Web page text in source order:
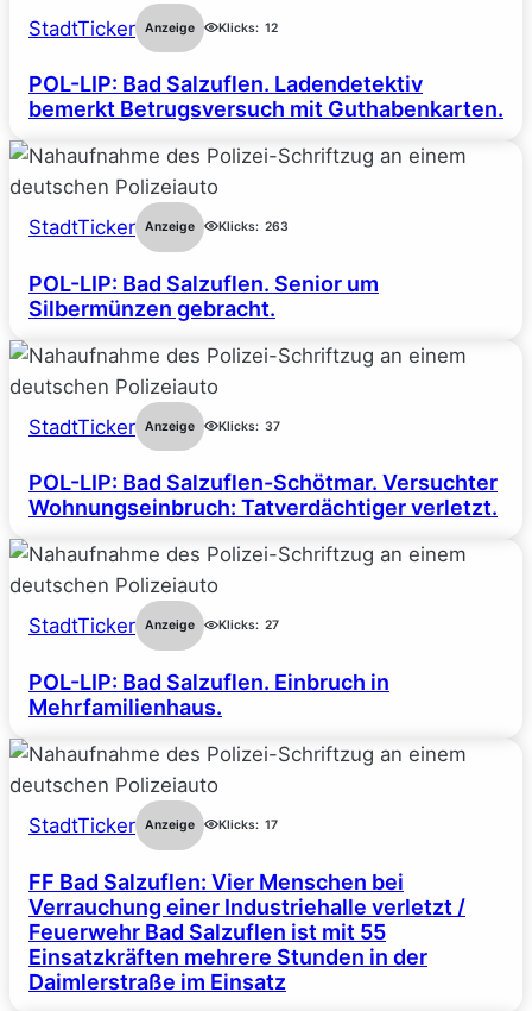
StadtTicker Anzeige Klicks: 12
POL-LIP: Bad Salzuflen. Ladendetektiv
bemerkt Betrugsversuch mit Guthabenkarten.
StadtTicker Anzeige Klicks: 263
POL-LIP: Bad Salzuflen. Senior um
Silbermünzen gebracht.
StadtTicker Anzeige Klicks: 37
POL-LIP: Bad Salzuflen-Schötmar. Versuchter
Wohnungseinbruch: Tatverdächtiger verletzt.
StadtTicker Anzeige Klicks: 27
POL-LIP: Bad Salzuflen. Einbruch in
Mehrfamilienhaus.
StadtTicker Anzeige Klicks: 17
FF Bad Salzuflen: Vier Menschen bei
Verrauchung einer Industriehalle verletzt /
Feuerwehr Bad Salzuflen ist mit 55
Einsatzkräften mehrere Stunden in der
Daimlerstraße im Einsatz